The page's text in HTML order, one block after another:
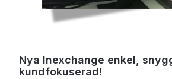
Nya Inexchange enkel,
kundfokuserad!